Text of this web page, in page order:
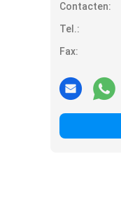
Contacten:
Tel.:
Fax: